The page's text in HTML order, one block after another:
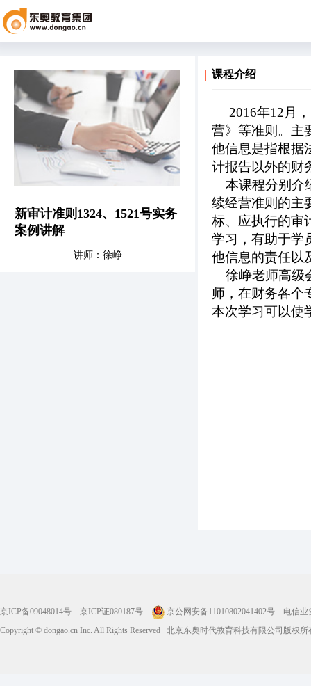
新审计准则1324、1521号实务
案例讲解
讲师：徐峥
课程介绍
2016年12月，
营》等准则。主
他信息是指根据
计报告以外的财
本课程分别介
续经营准则的主
标、应执行的审
学习，有助于学
他信息的责任以
徐峥老师高级
师，在财务各个
本次学习可以使
京ICP备09048014号 京ICP证080187号 京公网安备11010802041402号
电信业
Copyright © dongao.cn Inc. All Rights Reserved 北京东奥时代教育科技有限公司版权所